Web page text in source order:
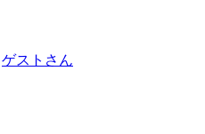
ゲストさん